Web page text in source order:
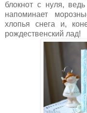
блокнот с нуля,
напоминает
хлопья снега и,
рождественский лад!